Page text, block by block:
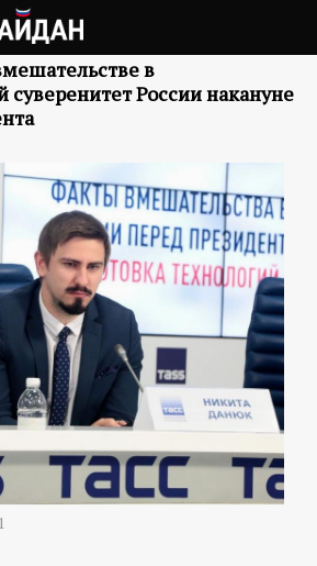
в
России накануне